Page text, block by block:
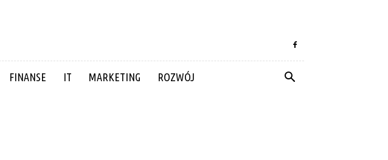
FINANSE IT MARKETING ROZWÓJ